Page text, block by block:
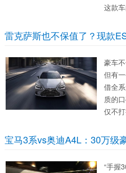
这款
雷克萨斯也不保值了？现款
豪车
但有
借全
质的
仅不
着现
烈，
宝马3系vs奥迪A4L：30万级
“手握